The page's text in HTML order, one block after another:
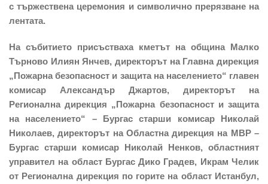
с тържествена церемония и символично прерязване на
лентата.
На събитието присъстваха кметът на община Малко
Търново Илиян Янчев, директорът на Главна дирекция
„Пожарна безопасност и защита на населението“ главен
комисар Александър Джартов, директорът на
Регионална дирекция „Пожарна безопасност и защита
на населението“ – Бургас старши комисар Николай
Николаев, директорът на Областна дирекция на МВР –
Бургас старши комисар Николай Ненков, областният
управител на област Бургас Дико Градев, Икрам Челик
от Регионална дирекция по горите на област Истанбул,